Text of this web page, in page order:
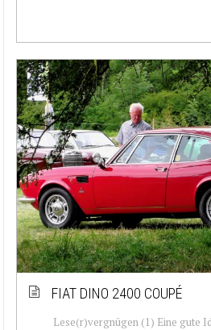
FIAT DINO 2400 COUPÉ
Lese(r)vergnügen (1) Eine gute